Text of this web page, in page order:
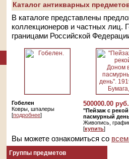
Каталог антикварных
В каталоге представлены
коллекционеров и частных лиц.
границами Российской
Гобелен
Ковры, шпалеры
[подробнее]
500000.00 руб.
"Пейзаж с
пасмурный
Живопись,
[купить]
Вы можете ознакомиться со
Группы предметов